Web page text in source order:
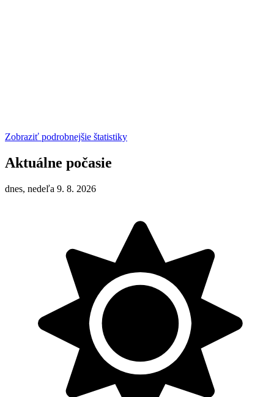
Zobraziť podrobnejšie štatistiky
Aktuálne počasie
dnes, nedeľa 9. 8. 2026